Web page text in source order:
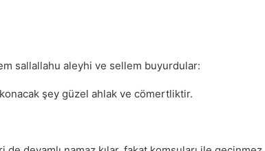
sallallahu aleyhi ve sellem buyurdular:
şey güzel ahlak ve cömertliktir.